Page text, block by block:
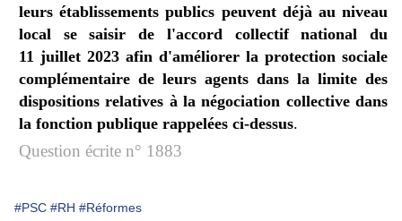
leurs établissements publics peuvent déjà au niveau
local se saisir de l'accord collectif national du
11 juillet 2023 afin d'améliorer la protection sociale
complémentaire de leurs agents dans la limite des
dispositions relatives à la négociation collective dans
la fonction publique rappelées ci-dessus.
Question écrite n° 1883
#PSC #RH #Réformes